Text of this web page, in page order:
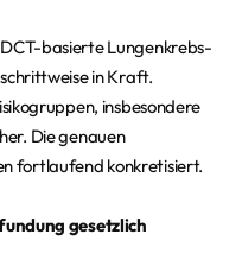
basierte Lungenkrebs-
in Kraft.
insbesondere
Die genauen
fortlaufend konkretisiert.
gesetzlich